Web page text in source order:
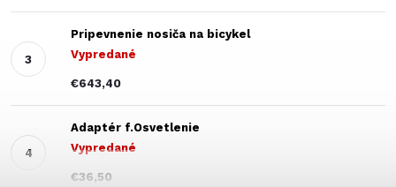
Pripevnenie nosiča na bicykel
Vypredané
€643,40
Adaptér f.Osvetlenie
Vypredané
€36,50